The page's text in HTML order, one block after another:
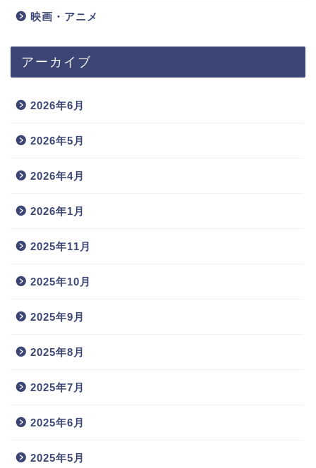
映画・アニメ
アーカイブ
2026年6月
2026年5月
2026年4月
2026年1月
2025年11月
2025年10月
2025年9月
2025年8月
2025年7月
2025年6月
2025年5月